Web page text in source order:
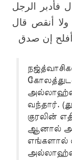
فأدبر الرجل
ولا أنقص قال
إن صدق
வந்தார்.
குரலின்
ஆனால்
எங்களால்